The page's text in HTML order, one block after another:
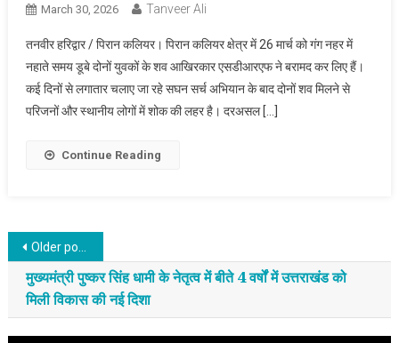
March 30, 2026 Tanveer Ali
तनवीर हरिद्वार / पिरान कलियर। पिरान कलियर क्षेत्र में 26 मार्च को गंग नहर में
नहाते समय डूबे दोनों युवकों के शव आखिरकार एसडीआरएफ ने बरामद कर लिए हैं।
कई दिनों से लगातार चलाए जा रहे सघन सर्च अभियान के बाद दोनों शव मिलने से
परिजनों और स्थानीय लोगों में शोक की लहर है। दरअसल […]
Continue Reading
Posts navigation
Older posts
मुख्यमंत्री पुष्कर सिंह धामी के नेतृत्व में बीते 4 वर्षों में उत्तराखंड को
मिली विकास की नई दिशा